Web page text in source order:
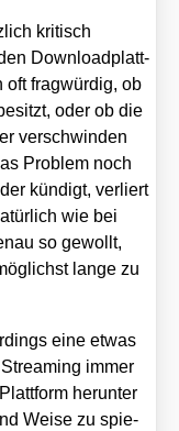
kri­tisch
Down­load­platt­
oft frag­wür­dig, ob
oder ob die
ver­schwin­den
Pro­blem noch
kün­digt, ver­liert
wie bei
so gewollt,
lan­ge zu
eine etwas
immer
her­un­ter
Wei­se zu spie­